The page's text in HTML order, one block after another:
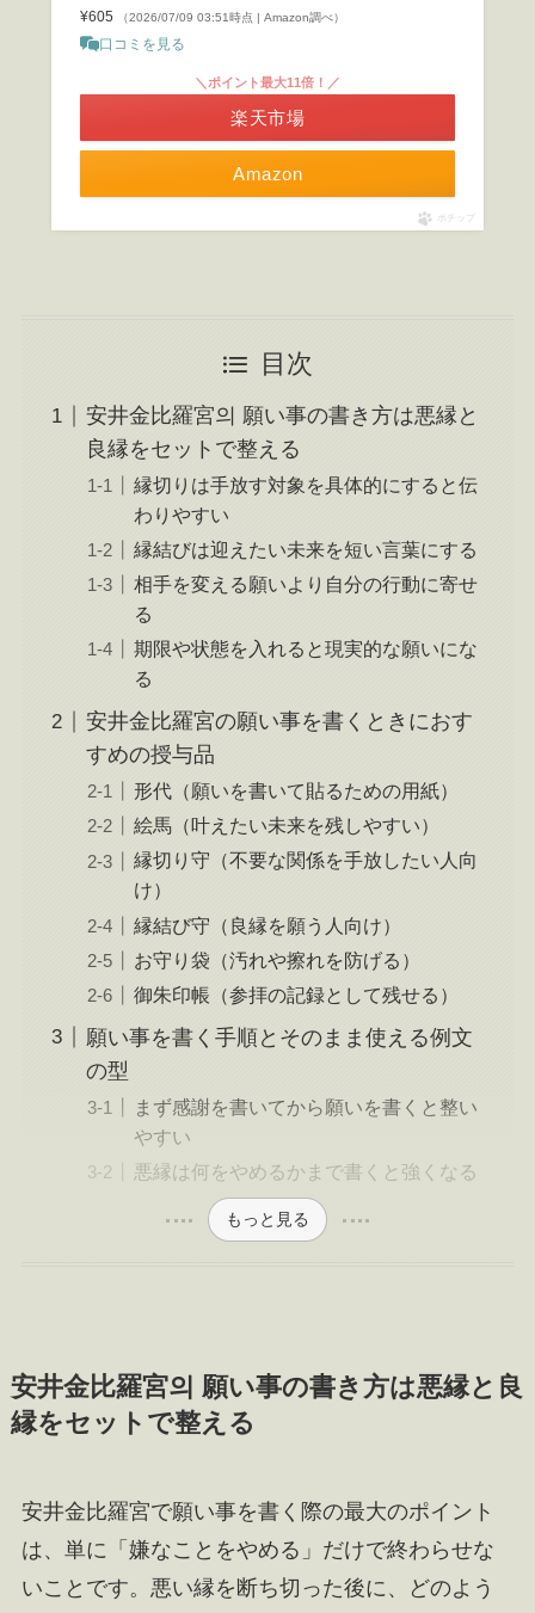
¥605
（2026/07/09 03:51時点 | Amazon調べ）
口コミを見る
Amazon
＼ポイント最大11倍！／
楽天市場
ポチップ
目次
安井金比羅宮의 願い事の書き方は悪縁と
良縁をセットで整える
縁切りは手放す対象を具体的にすると伝
わりやすい
縁結びは迎えたい未来を短い言葉にする
相手を変える願いより自分の行動に寄せ
る
期限や状態を入れると現実的な願いにな
る
安井金比羅宮の願い事を書くときにおす
すめの授与品
形代（願いを書いて貼るための用紙）
絵馬（叶えたい未来を残しやすい）
縁切り守（不要な関係を手放したい人向
け）
縁結び守（良縁を願う人向け）
お守り袋（汚れや擦れを防げる）
御朱印帳（参拝の記録として残せる）
願い事を書く手順とそのまま使える例文
の型
まず感謝を書いてから願いを書くと整い
やすい
悪縁は何をやめるかまで書くと強くなる
もっと見る
安井金比羅宮의 願い事の書き方は悪縁と良
縁をセットで整える
安井金比羅宮で願い事を書く際の最大のポイント
は、単に「嫌なことをやめる」だけで終わらせな
いことです。悪い縁を断ち切った後に、どのよう